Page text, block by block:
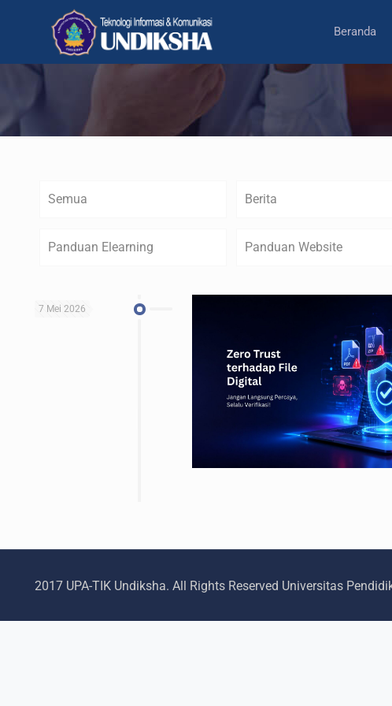
Beranda
Semua Berita
Panduan Elearning Panduan Website
7 Mei 2026
2017 UPA-TIK Undiksha. All Rights Reserved Universitas